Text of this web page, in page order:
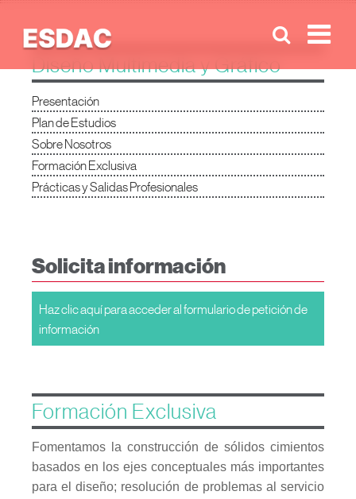
Diseño Multimedia y Gráfico
Presentación
Plan de Estudios
Sobre Nosotros
Formación Exclusiva
Prácticas y Salidas Profesionales
Solicita información
Haz clic aquí para acceder al formulario de petición de
información
Formación Exclusiva
Fomentamos la construcción de sólidos cimientos
basados en los ejes conceptuales más importantes
para el diseño; resolución de problemas al servicio